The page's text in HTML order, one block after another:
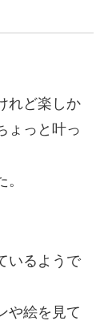
れど楽しか
ょっと叶っ
いるようで
や絵を見て